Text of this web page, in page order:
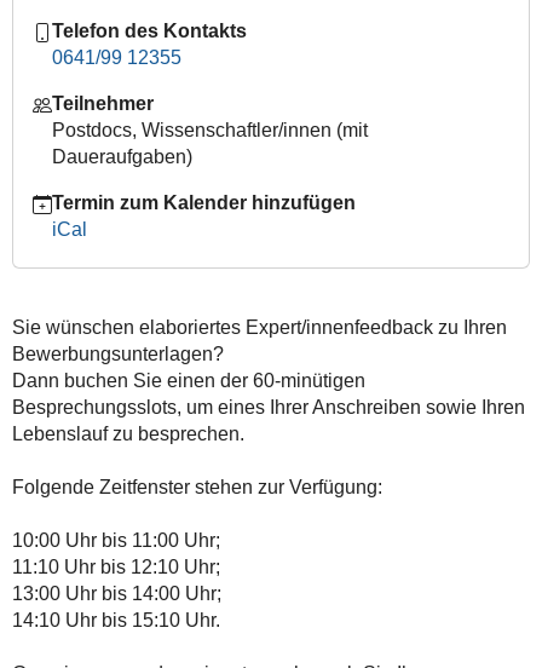
2026-
09-
Telefon des Kontakts
0641/99 12355
Teilnehmer
Postdocs, Wissenschaftler/innen (mit
Daueraufgaben)
Termin zum Kalender hinzufügen
iCal
Sie wünschen elaboriertes Expert/innenfeedback zu Ihren
Bewerbungsunterlagen?
Dann buchen Sie einen der 60-minütigen
Besprechungsslots, um eines Ihrer Anschreiben sowie Ihren
Lebenslauf zu besprechen.
Folgende Zeitfenster stehen zur Verfügung:
10:00 Uhr bis 11:00 Uhr;
11:10 Uhr bis 12:10 Uhr;
13:00 Uhr bis 14:00 Uhr;
14:10 Uhr bis 15:10 Uhr.